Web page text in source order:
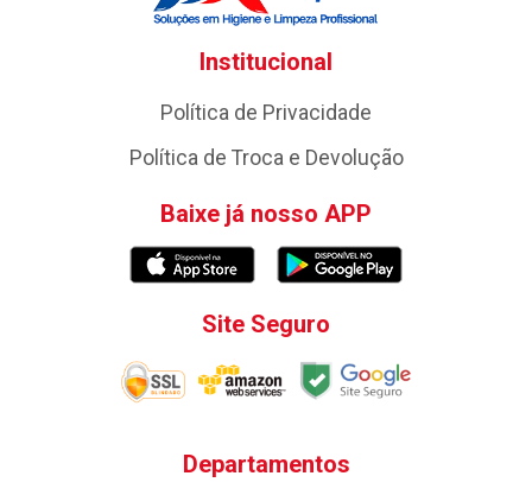
Institucional
Política de Privacidade
Política de Troca e Devolução
Baixe já nosso APP
Site Seguro
Departamentos